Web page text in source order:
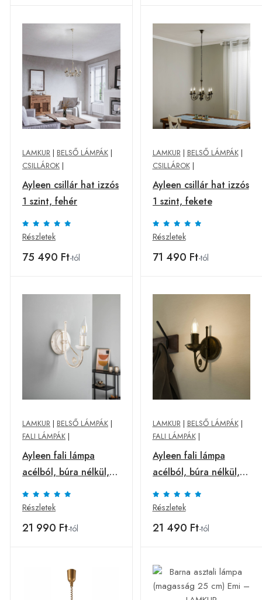
LAMKUR | BELSŐ LÁMPÁK |
CSILLÁROK |
Ayleen csillár hat izzós
1 szint, fehér
Részletek
75 490 Ft-tól
LAMKUR| BELSŐ LÁMPÁK|
CSILLÁROK|
Ayleen csillár hat izzós
1 szint, fekete
Részletek
71 490 Ft-tól
LAMKUR | BELSŐ LÁMPÁK |
FALI LÁMPÁK |
Ayleen fali lámpa
acélból, búra nélkül,
fehér
Részletek
21 990 Ft-tól
LAMKUR| BELSŐ LÁMPÁK|
FALI LÁMPÁK|
Ayleen fali lámpa
acélból, búra nélkül,
fekete
Részletek
21 490 Ft-tól